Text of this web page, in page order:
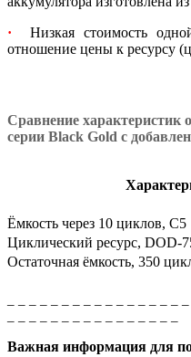
· Низкая стоимость
отношение цены к ресурсу
Сравнение характеристик
серии Black Gold с
Ёмкость через 10 циклов, С5
Циклический ресурс, DOD-
Остаточная ёмкость, 350
Важная информация для